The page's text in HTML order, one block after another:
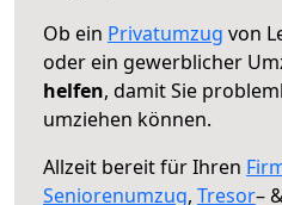
Ob ein Privatumzug von
oder ein gewerblicher
helfen, damit Sie
umziehen können.
Allzeit bereit für Ihren
Seniorenumzug, Tresor–